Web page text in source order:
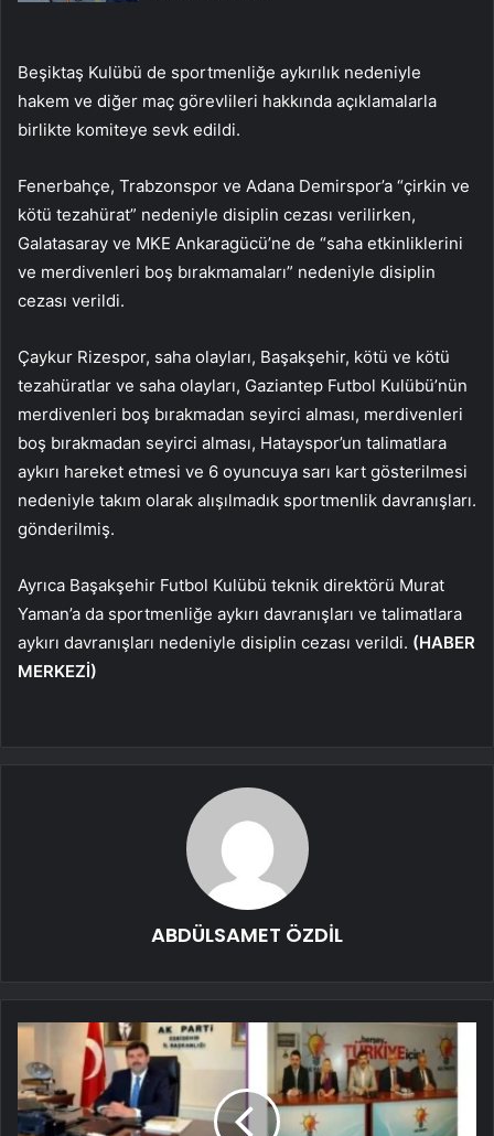
Beşiktaş Kulübü de sportmenliğe aykırılık nedeniyle
hakem ve diğer maç görevlileri hakkında açıklamalarla
birlikte komiteye sevk edildi.
Fenerbahçe, Trabzonspor ve Adana Demirspor’a “çirkin ve
kötü tezahürat” nedeniyle disiplin cezası verilirken,
Galatasaray ve MKE Ankaragücü’ne de “saha etkinliklerini
ve merdivenleri boş bırakmamaları” nedeniyle disiplin
cezası verildi.
Çaykur Rizespor, saha olayları, Başakşehir, kötü ve kötü
tezahüratlar ve saha olayları, Gaziantep Futbol Kulübü’nün
merdivenleri boş bırakmadan seyirci alması, merdivenleri
boş bırakmadan seyirci alması, Hatayspor’un talimatlara
aykırı hareket etmesi ve 6 oyuncuya sarı kart gösterilmesi
nedeniyle takım olarak alışılmadık sportmenlik davranışları.
gönderilmiş.
Ayrıca Başakşehir Futbol Kulübü teknik direktörü Murat
Yaman’a da sportmenliğe aykırı davranışları ve talimatlara
aykırı davranışları nedeniyle disiplin cezası verildi. (HABER
MERKEZİ)
ABDÜLSAMET ÖZDİL